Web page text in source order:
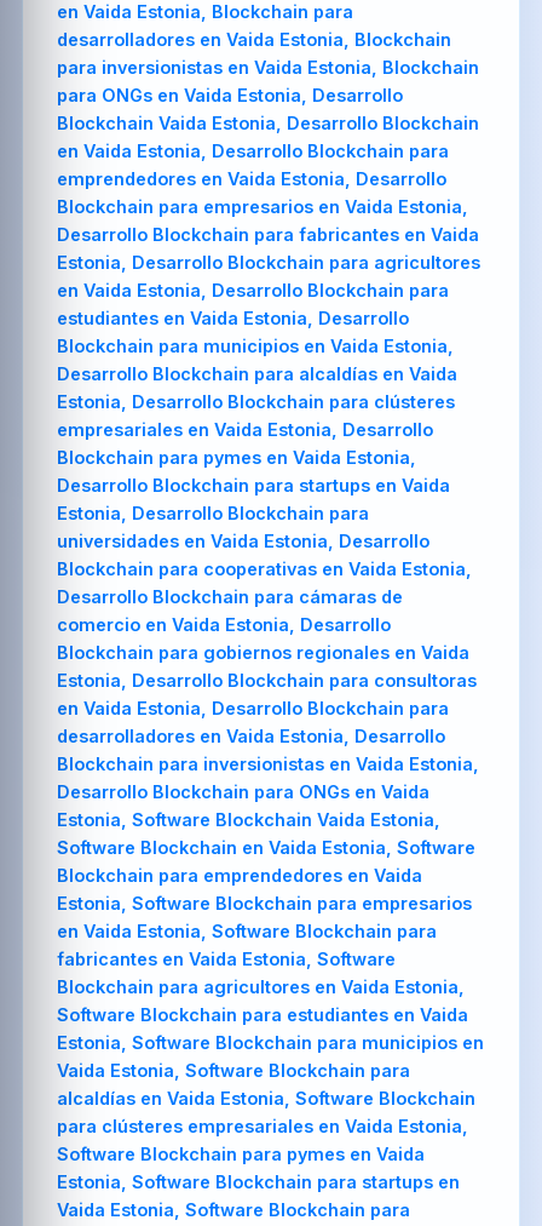
en Vaida Estonia, Blockchain para
desarrolladores en Vaida Estonia, Blockchain
para inversionistas en Vaida Estonia, Blockchain
para ONGs en Vaida Estonia, Desarrollo
Blockchain Vaida Estonia, Desarrollo Blockchain
en Vaida Estonia, Desarrollo Blockchain para
emprendedores en Vaida Estonia, Desarrollo
Blockchain para empresarios en Vaida Estonia,
Desarrollo Blockchain para fabricantes en Vaida
Estonia, Desarrollo Blockchain para agricultores
en Vaida Estonia, Desarrollo Blockchain para
estudiantes en Vaida Estonia, Desarrollo
Blockchain para municipios en Vaida Estonia,
Desarrollo Blockchain para alcaldías en Vaida
Estonia, Desarrollo Blockchain para clústeres
empresariales en Vaida Estonia, Desarrollo
Blockchain para pymes en Vaida Estonia,
Desarrollo Blockchain para startups en Vaida
Estonia, Desarrollo Blockchain para
universidades en Vaida Estonia, Desarrollo
Blockchain para cooperativas en Vaida Estonia,
Desarrollo Blockchain para cámaras de
comercio en Vaida Estonia, Desarrollo
Blockchain para gobiernos regionales en Vaida
Estonia, Desarrollo Blockchain para consultoras
en Vaida Estonia, Desarrollo Blockchain para
desarrolladores en Vaida Estonia, Desarrollo
Blockchain para inversionistas en Vaida Estonia,
Desarrollo Blockchain para ONGs en Vaida
Estonia, Software Blockchain Vaida Estonia,
Software Blockchain en Vaida Estonia, Software
Blockchain para emprendedores en Vaida
Estonia, Software Blockchain para empresarios
en Vaida Estonia, Software Blockchain para
fabricantes en Vaida Estonia, Software
Blockchain para agricultores en Vaida Estonia,
Software Blockchain para estudiantes en Vaida
Estonia, Software Blockchain para municipios en
Vaida Estonia, Software Blockchain para
alcaldías en Vaida Estonia, Software Blockchain
para clústeres empresariales en Vaida Estonia,
Software Blockchain para pymes en Vaida
Estonia, Software Blockchain para startups en
Vaida Estonia, Software Blockchain para